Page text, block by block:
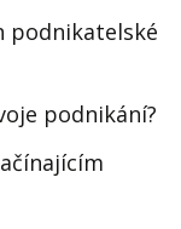
podnikatelské
podnikání?